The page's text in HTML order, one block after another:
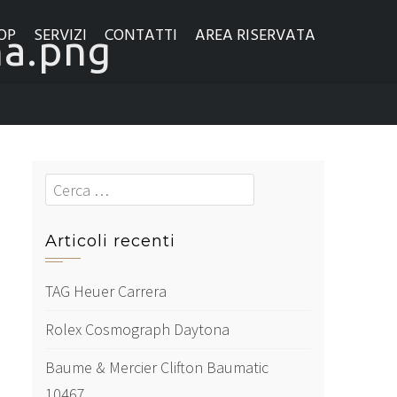
SERVIZI CONTATTI AREA RISERVATA
Cerca
Articoli recenti
TAG Heuer Carrera
Rolex Cosmograph Daytona
Baume & Mercier Clifton Baumatic